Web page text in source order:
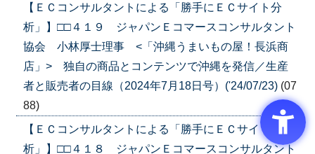
【ＥＣコンサルタントによる「勝手にＥＣサイト分
析」】□□４１９ ジャパンＥコマースコンサルタント
協会 小林厚士理事 <「沖縄うまいもの屋！長浜商
店」> 独自の商品とコンテンツで沖縄を発信／生産
者と販売者の目線（2024年7月18日号）('24/07/23) (07
88)
【ＥＣコンサルタントによる「勝手にＥＣサイト分
析」】□□４１８ ジャパンＥコマースコンサルタント